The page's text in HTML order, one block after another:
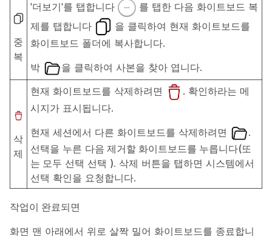
중
복
'더보기'를 탭합니다
를 탭한 다음 화이트보드 복
제를 탭합니다
을 클릭하여 현재 화이트보드를
화이트보드 폴더에 복사합니다.
박
을 클릭하여 사본을 찾아 엽니다.
삭
제
현재 화이트보드를 삭제하려면
. 확인하라는 메
시지가 표시됩니다.
현재 세션에서 다른 화이트보드를 삭제하려면
.
선택을 누른 다음 제거할 화이트보드를 누릅니다(또
는 모두 선택 선택 ). 삭제 버튼을 탭하면 시스템에서
선택 확인을 요청합니다.
작업이 완료되면
화면 맨 아래에서 위로 살짝 밀어 화이트보드를 종료합니